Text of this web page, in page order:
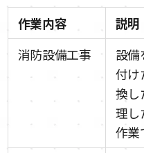
作業内容 説明
消防設備工事
設備
付け
換し
理し
作業